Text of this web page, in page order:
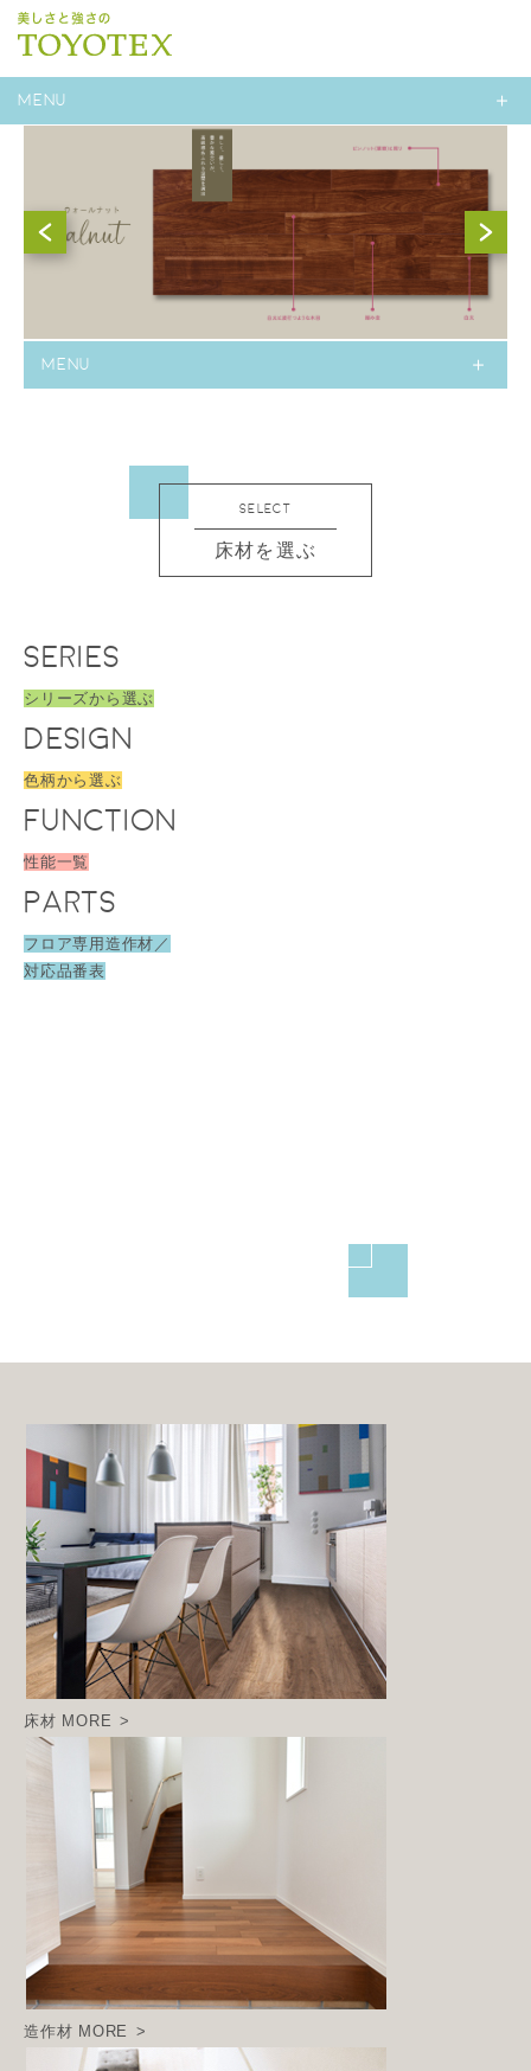
MENU
MENU
SELECT
床材を選ぶ
SERIES
シリーズから選ぶ
DESIGN
色柄から選ぶ
FUNCTION
性能一覧
PARTS
フロア専用造作材／
対応品番表
床材 MORE
造作材 MORE